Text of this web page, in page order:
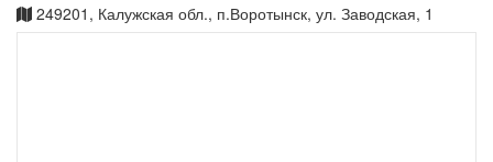
249201, Калужская обл., п.Воротынск, ул. Заводская, 1